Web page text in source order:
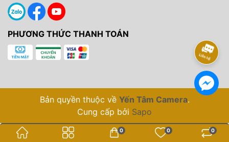
PHƯƠNG THỨC THANH TOÁN
Bản quyền thuộc về Yến Tâm Camera.
Cung cấp bởi Sapo
0 0 0